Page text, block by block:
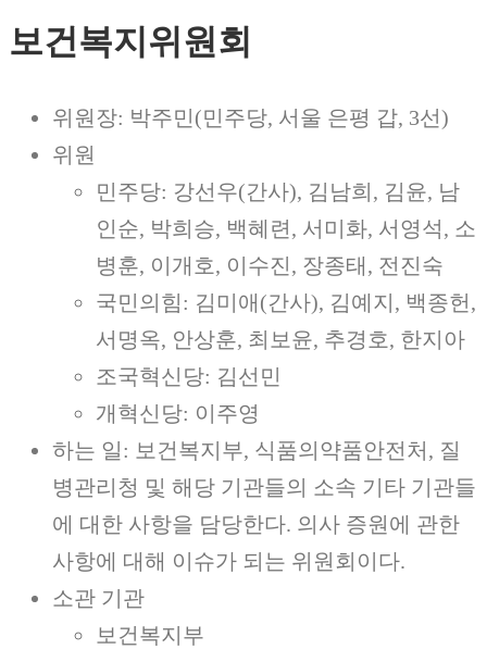
보건복지위원회
위원장: 박주민(민주당, 서울 은평 갑, 3선)
위원
민주당: 강선우(간사), 김남희, 김윤, 남
인순, 박희승, 백혜련, 서미화, 서영석, 소
병훈, 이개호, 이수진, 장종태, 전진숙
국민의힘: 김미애(간사), 김예지, 백종헌,
서명옥, 안상훈, 최보윤, 추경호, 한지아
조국혁신당: 김선민
개혁신당: 이주영
하는 일: 보건복지부, 식품의약품안전처, 질
병관리청 및 해당 기관들의 소속 기타 기관들
에 대한 사항을 담당한다. 의사 증원에 관한
사항에 대해 이슈가 되는 위원회이다.
소관 기관
보건복지부